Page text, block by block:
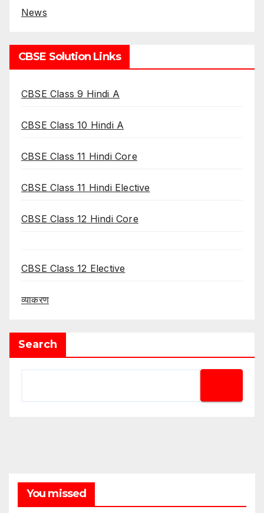
News
CBSE Solution Links
CBSE Class 9 Hindi A
CBSE Class 10 Hindi A
CBSE Class 11 Hindi Core
CBSE Class 11 Hindi Elective
CBSE Class 12 Hindi Core
CBSE Class 12 Elective
व्याकरण
Search
You missed